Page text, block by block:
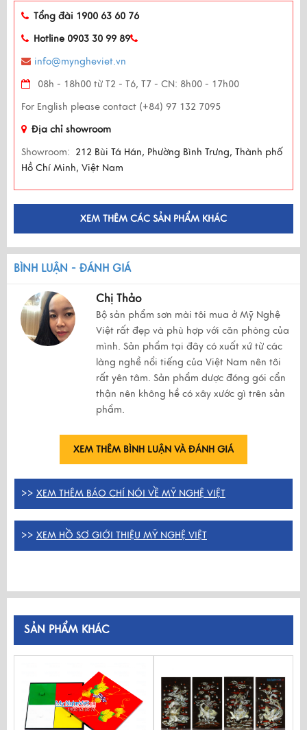
Tổng đài 1900 63 60 76
Hotline 0903 30 99 89
info@myngheviet.vn
08h - 18h00 từ T2 - T6, T7 - CN: 8h00 - 17h00
For English please contact (+84) 97 132 7095
Địa chỉ showroom
Showroom: 212 Bùi Tá Hán, Phường Bình Trưng, Thành phố
Hồ Chí Minh, Việt Nam
XEM THÊM CÁC SẢN PHẨM KHÁC
BÌNH LUẬN - ĐÁNH GIÁ
Chị Thảo
Bộ sản phẩm sơn mài tôi mua ở Mỹ Nghệ
Việt rất đẹp và phù hợp với căn phòng của
mình. Sản phẩm tại đây có xuất xứ từ các
làng nghề nổi tiếng của Việt Nam nên tôi
rất yên tâm. Sản phẩm dược đóng gói cẩn
thận nên không hề có xây xước gì trên sản
phẩm.
XEM THÊM BÌNH LUẬN VÀ ĐÁNH GIÁ
>> XEM THÊM BÁO CHÍ NÓI VỀ MỸ NGHỆ VIỆT
>> XEM HỒ SƠ GIỚI THIỆU MỸ NGHỆ VIỆT
SẢN PHẨM KHÁC